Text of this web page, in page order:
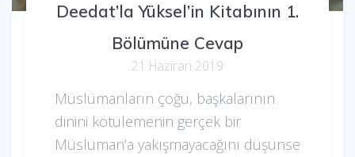
Deedat’la Yüksel’in Kitabının 1.
Bölümüne Cevap
21 Haziran 2019
Müslümanların çoğu, başkalarının
dinini kötülemenin gerçek bir
Müslüman’a yakışmayacağını düşünse